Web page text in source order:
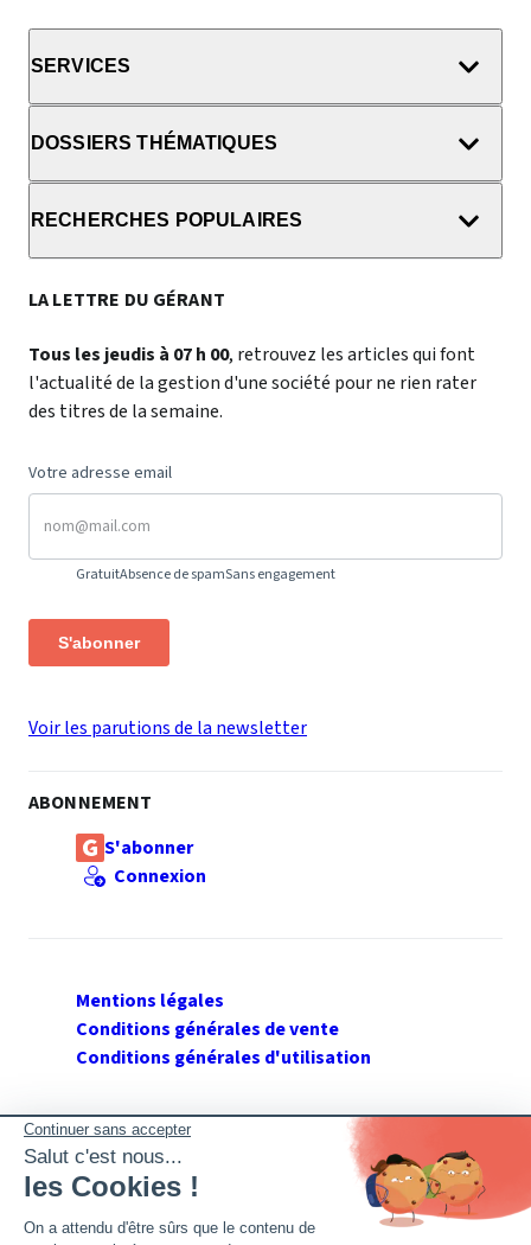
SERVICES
DOSSIERS THÉMATIQUES
RECHERCHES POPULAIRES
LA LETTRE DU GÉRANT
Tous les jeudis à 07 h 00, retrouvez les articles qui font
l'actualité de la gestion d'une société pour ne rien rater
des titres de la semaine.
Votre adresse email
GratuitAbsence de spamSans engagement
S'abonner
Voir les parutions de la newsletter
ABONNEMENT
S'abonner
Connexion
Mentions légales
Conditions générales de vente
Conditions générales d'utilisation
SUIVEZ GERANT DE SARL